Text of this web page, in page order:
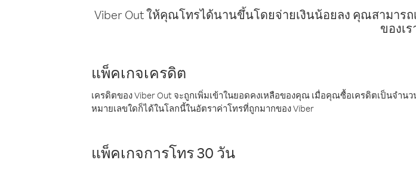
Viber Out ให้คุณโทรได้นานขึ้นโดยจ่ายเงินน้อยลง คุณสามาร
ของเร
แพ็คเกจเครดิต
เครดิตของ Viber Out จะถูกเพิ่มเข้าในยอดคงเหลือของคุณ เมื่อคุณซื้อเครดิตเป็นจำ
หมายเลขใดก็ได้ในโลกนี้ในอัตราค่าโทรที่ถูกมากของ Viber
แพ็คเกจการโทร 30 วัน